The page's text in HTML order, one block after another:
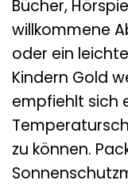
Bücher,
willkommene
oder ein
Kindern Gold
empfiehlt sich
zu können.